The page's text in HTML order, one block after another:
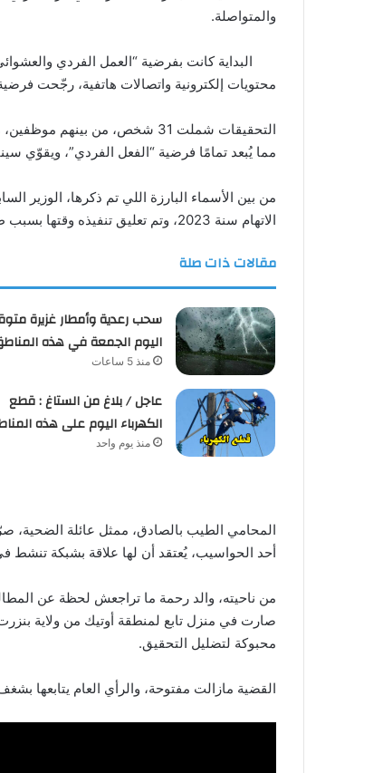
والمتواصلة.
البداية كانت بفرضية “العمل الفردي
محتويات إلكترونية واتصالات هاتفية، رجّحت
التحقيقات شملت 31 شخص، من
مما يُبعد تمامًا فرضية “الفعل الفردي”، ويقوّي
من بين الأسماء البارزة اللي تم ذكرها، الوزير
الاتهام سنة 2023، وتم تعليق تنفيذه وقتها بسبب طعن تقدّمت به هيئة الدفاع.
مقالات ذات صلة
سحب رعدية وأمطار غزيرة
اليوم الجمعة في هذه
منذ 5 ساعات
عاجل / بلاغ من الستاغ : قطع
الكهرباء اليوم على هذه
منذ يوم واحد
المحامي الطيب بالصادق، ممثل عائلة الضحية،
أحد الحواسيب، يُعتقد أن لها علاقة بشبكة تنشط
من ناحيته، والد رحمة ما تراجعش لحظة عن
صارت في منزل تابع لمنطقة أوتيك من ولاية
محبوكة لتضليل التحقيق.
القضية مازالت مفتوحة، والرأي العام يتابعها